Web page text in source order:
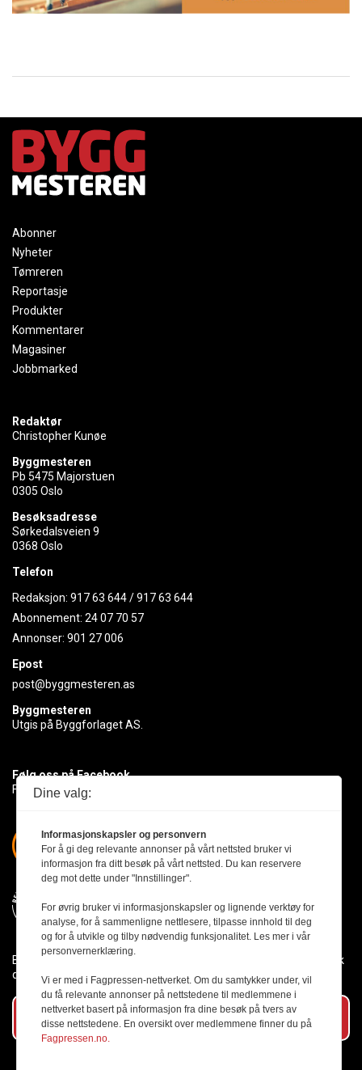
Abonner
Nyheter
Tømreren
Reportasje
Produkter
Kommentarer
Magasiner
Jobbmarked
Redaktør
Christopher Kunøe
Byggmesteren
Pb 5475 Majorstuen
0305 Oslo
Besøksadresse
Sørkedalsveien 9
0368 Oslo
Telefon
Redaksjon: 917 63 644/917 63 644
Abonnement: 24 07 70 57
Annonser: 901 27 006
Epost
post@byggmesteren.as
Byggmesteren
Utgis på Byggforlaget AS.
Følg oss på Facebook
Få med deg det siste innen byggebransjen
Byggmesteren følger Vær Varsom-plakaten og presseetikken slik
den er nedfelt i Redaktørplakaten.
Abonner på vårt nyhetsbrev
Dine valg:
Informasjonskapsler og personvern
For å gi deg relevante annonser på vårt nettsted bruker vi
informasjon fra ditt besøk på vårt nettsted. Du kan reservere
deg mot dette under "Innstillinger".
For øvrig bruker vi informasjonskapsler og lignende verktøy for
analyse, for å sammenligne nettlesere, tilpasse innhold til deg
og for å utvikle og tilby nødvendig funksjonalitet. Les mer i vår
personvernerklæring.
Vi er med i Fagpressen-nettverket. Om du samtykker under, vil
du få relevante annonser på nettstedene til medlemmene i
nettverket basert på informasjon fra dine besøk på tvers av
disse nettstedene. En oversikt over medlemmene finner du på
Fagpressen.no.